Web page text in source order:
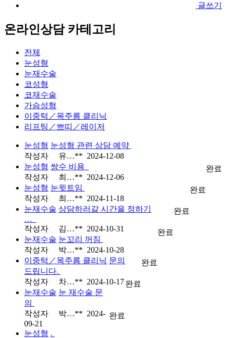
글쓰기
온라인상담 카테고리
전체
눈성형
눈재수술
코성형
코재수술
가슴성형
이중턱／목주름 클리닉
리프팅／쁘띠／레이저
완료
눈성형 눈성형 관련 상담 예약
작성자 유…** 2024-12-08
완료
눈성형 쌍수 비용
작성자 최…** 2024-12-06
완료
눈성형 눈윗트임
작성자 최…** 2024-11-18
완료
눈재수술 상담하러갈 시간을 정하기
…
작성자 김…** 2024-10-31
완료
눈재수술 눈꼬리 꺼짐
작성자 박…** 2024-10-28
완료
이중턱／목주름 클리닉 문의
드립니다.
작성자 차…** 2024-10-17
완료
눈재수술 눈 재수술 문
의
작성자 박…** 2024-
09-21
눈성형 .